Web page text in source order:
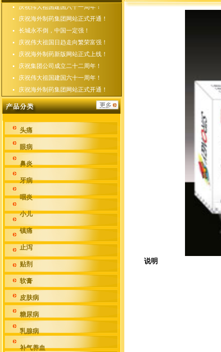
庆祝伟大祖国建国六十一周年！
庆祝海外制药集团网站正式开通！
长城永不倒，中国一定强！
庆祝伟大祖国日趋走向繁荣富强！
庆祝海外制药新版网站正式上线！
庆祝集团公司成立二十二周年！
庆祝伟大祖国建国六十一周年！
庆祝海外制药集团网站正式开通！
头痛
眼病
鼻炎
牙病
咽炎
小儿
镇痛
止泻
贴剂
软膏
皮肤病
糖尿病
乳腺病
补气养血
说明